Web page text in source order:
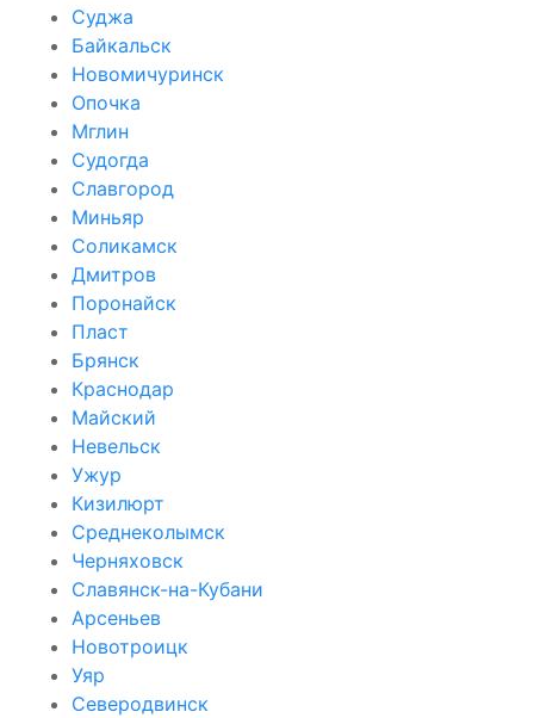
Суджа
Байкальск
Новомичуринск
Опочка
Мглин
Судогда
Славгород
Миньяр
Соликамск
Дмитров
Поронайск
Пласт
Брянск
Краснодар
Майский
Невельск
Ужур
Кизилюрт
Среднеколымск
Черняховск
Славянск-на-Кубани
Арсеньев
Новотроицк
Уяр
Северодвинск